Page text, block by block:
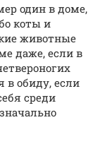
один в доме,
коты и
животные
даже, если в
в обиду, если
среди